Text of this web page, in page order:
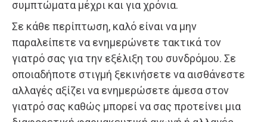
συμπτώματα μέχρι και για χρόνια.
Σε κάθε περίπτωση, καλό είναι να μην
παραλείπετε να ενημερώνετε τακτικά τον
γιατρό σας για την εξέλιξη του συνδρόμου. Σε
οποιαδήποτε στιγμή ξεκινήσετε να αισθάνεστε
αλλαγές αξίζει να ενημερώσετε άμεσα στον
γιατρό σας καθώς μπορεί να σας προτείνει μια